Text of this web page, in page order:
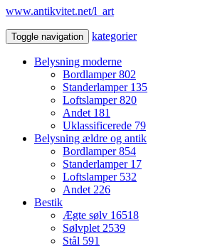
www.antikvitet.net/l_art
Toggle navigation kategorier
Belysning moderne
Bordlamper802
Standerlamper 135
Loftslamper820
Andet 181
Uklassificerede 79
Belysning ældre og antik
Bordlamper854
Standerlamper 17
Loftslamper 532
Andet226
Bestik
Ægte sølv 16518
Sølvplet2539
Stål 591